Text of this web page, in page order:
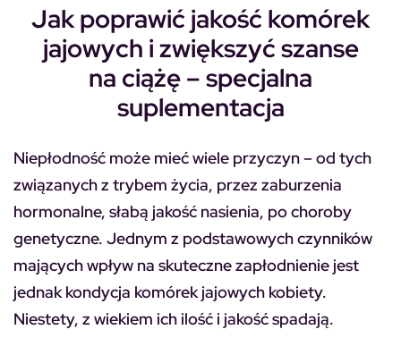
Jak poprawić jakość komórek
jajowych i zwiększyć szanse
na ciążę – specjalna
suplementacja
Niepłodność może mieć wiele przyczyn – od tych
związanych z trybem życia, przez zaburzenia
hormonalne, słabą jakość nasienia, po choroby
genetyczne. Jednym z podstawowych czynników
mających wpływ na skuteczne zapłodnienie jest
jednak kondycja komórek jajowych kobiety.
Niestety, z wiekiem ich ilość i jakość spadają.